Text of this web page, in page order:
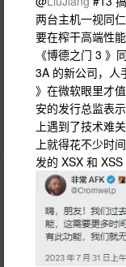
两台主机一视同
要在榨干高端性
《博德之门 3 》
3A 的新公司，人
》在微软眼里才
安的发行总监表
上遇到了技术难
上就得花不少时
发的 XSX 和